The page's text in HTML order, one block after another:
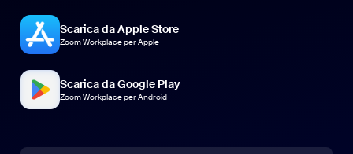
Scarica da Apple Store
Zoom Workplace per Apple
Scarica da Google Play
Zoom Workplace per Android